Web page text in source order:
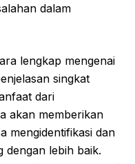
dalam
lengkap mengenai
singkat
dari
akan memberikan
mengidentifikasi dan
dengan lebih baik.